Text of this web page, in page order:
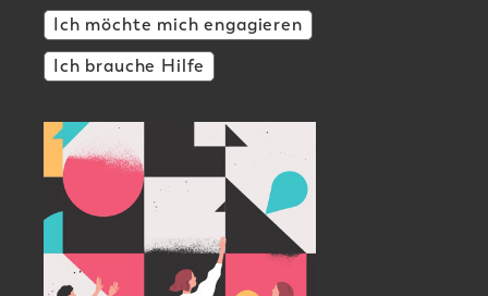
Ich möchte mich engagieren
Ich brauche Hilfe